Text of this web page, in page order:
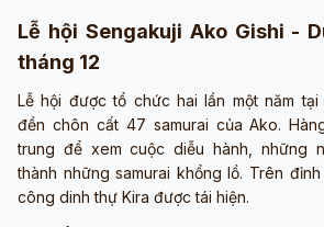
Lễ hội Sengakuji Ako Gishi -
tháng 12
Lễ hội được tổ chức hai lần một năm tại
đền chôn cất 47 samurai của Ako.
trung để xem cuộc diễu hành, những
thành những samurai khổng lồ. Trên
công dinh thự Kira được tái hiện.